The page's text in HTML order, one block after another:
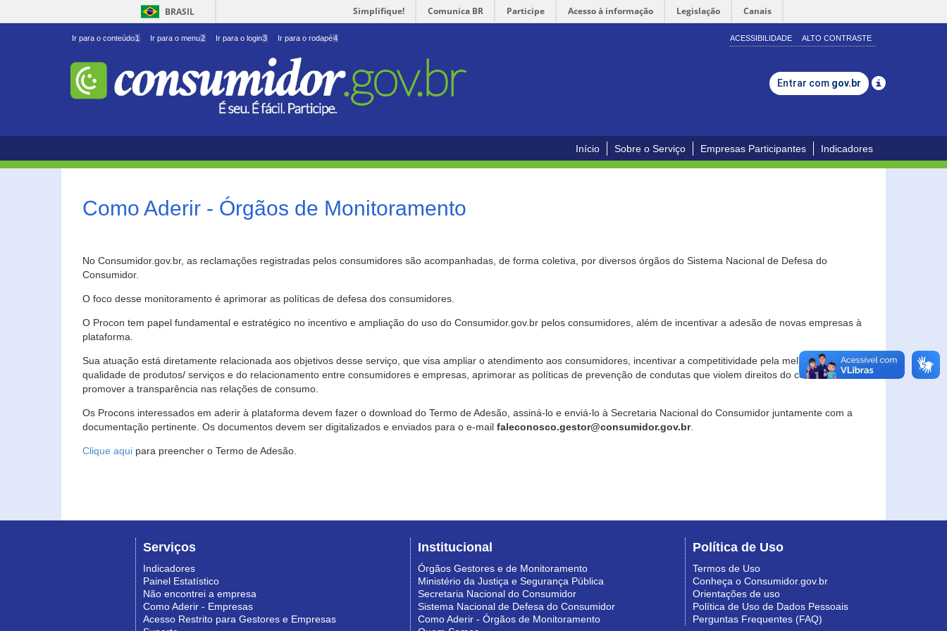
BRASIL Simplifique! Comunica BR Participe Acesso à informação Legislação Canais
Ir para o conteúdo1 Ir para o menu2 Ir para o login3 Ir para o rodapé4 ACESSIBILIDADE ALTO CONTRASTE
Entrar com gov.br
Início Sobre o Serviço Empresas Participantes Indicadores
Como Aderir - Órgãos de Monitoramento
No Consumidor.gov.br, as reclamações registradas pelos consumidores são acompanhadas, de forma coletiva, por diversos órgãos do Sistema Nacional de Defesa do
Consumidor.
O foco desse monitoramento é aprimorar as políticas de defesa dos consumidores.
O Procon tem papel fundamental e estratégico no incentivo e ampliação do uso do Consumidor.gov.br pelos consumidores, além de incentivar a adesão de novas empresas à
plataforma.
Sua atuação está diretamente relacionada aos objetivos desse serviço, que visa ampliar o atendimento aos consumidores, incentivar a competitividade pela melhoria da
qualidade de produtos/ serviços e do relacionamento entre consumidores e empresas, aprimorar as políticas de prevenção de condutas que violem direitos do consumidor e
promover a transparência nas relações de consumo.
Os Procons interessados em aderir à plataforma devem fazer o download do Termo de Adesão, assiná-lo e enviá-lo à Secretaria Nacional do Consumidor juntamente com a
documentação pertinente. Os documentos devem ser digitalizados e enviados para o e-mail faleconosco.gestor@consumidor.gov.br.
Clique aqui para preencher o Termo de Adesão.
Serviços
Indicadores
Painel Estatístico
Não encontrei a empresa
Como Aderir - Empresas
Acesso Restrito para Gestores e Empresas
Institucional
Órgãos Gestores e de Monitoramento
Ministério da Justiça e Segurança Pública
Secretaria Nacional do Consumidor
Sistema Nacional de Defesa do Consumidor
Como Aderir - Órgãos de Monitoramento
Política de Uso
Termos de Uso
Conheça o Consumidor.gov.br
Orientações de uso
Política de Uso de Dados Pessoais
Perguntas Frequentes (FAQ)